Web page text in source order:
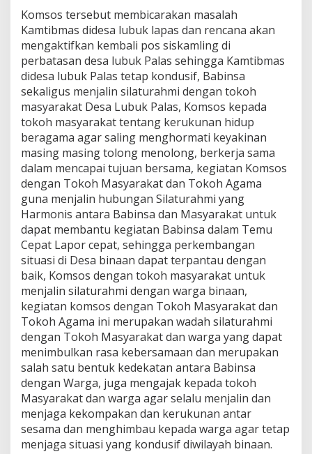
n
J
a
l
i
n
S
l
a
t
u
r
a
h
m
D
e
n
g
a
n
T
o
k
o
M
a
s
y
a
r
a
k
Komsos tersebut membicarakan masalah
Kamtibmas didesa lubuk lapas dan rencana akan
mengaktifkan kembali pos siskamling di
perbatasan desa lubuk Palas sehingga Kamtibmas
didesa lubuk Palas tetap kondusif, Babinsa
sekaligus menjalin silaturahmi dengan tokoh
masyarakat Desa Lubuk Palas, Komsos kepada
tokoh masyarakat tentang kerukunan hidup
beragama agar saling menghormati keyakinan
masing masing tolong menolong, berkerja sama
dalam mencapai tujuan bersama, kegiatan Komsos
dengan Tokoh Masyarakat dan Tokoh Agama
guna menjalin hubungan Silaturahmi yang
Harmonis antara Babinsa dan Masyarakat untuk
dapat membantu kegiatan Babinsa dalam Temu
Cepat Lapor cepat, sehingga perkembangan
situasi di Desa binaan dapat terpantau dengan
baik, Komsos dengan tokoh masyarakat untuk
menjalin silaturahmi dengan warga binaan,
kegiatan komsos dengan Tokoh Masyarakat dan
Tokoh Agama ini merupakan wadah silaturahmi
dengan Tokoh Masyarakat dan warga yang dapat
menimbulkan rasa kebersamaan dan merupakan
salah satu bentuk kedekatan antara Babinsa
dengan Warga, juga mengajak kepada tokoh
Masyarakat dan warga agar selalu menjalin dan
menjaga kekompakan dan kerukunan antar
sesama dan menghimbau kepada warga agar tetap
menjaga situasi yang kondusif diwilayah binaan.